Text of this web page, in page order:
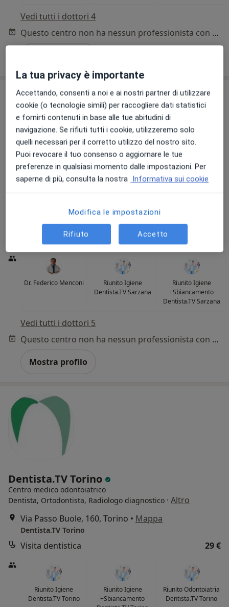
Vedi tutti i dottori 4
Questo centro non ha nessun professionista con date disponibili
Dentista.TV Sarzana
Centro medico odontoiatrico
Via del Murello 6, Sarzana• Mappa
Dentista.TV Sarzana
Visita dentistica Prestazione gratuita
Dr. Federico Menconi
Riunito Igiene
Dentista.TV Sarzana
Riunito Igiene
+Sbiancamento
Dentista.TV Sarzana
Vedi tutti i dottori 5
Questo centro non ha nessun professionista con date disponibili
Mostra profilo
Dentista.TV Torino
Centro medico odontoiatrico
Dentista, Ortodontista, Radiologo diagnostico · Altro
Via Passo Buole, 160, Torino • Mappa
Dentista.TV Torino
Visita dentistica 29 €
Riunito Igiene
Dentista.TV Torino
Riunito Igiene
+Sbiancamento
Riunito Odontoiatria
Dentista.TV Torino
La tua privacy è importante
Accettando, consenti a noi e ai nostri partner di utilizzare
cookie (o tecnologie simili) per raccogliere dati statistici
e fornirti contenuti in base alle tue abitudini di
navigazione. Se rifiuti tutti i cookie, utilizzeremo solo
quelli necessari per il corretto utilizzo del nostro sito.
Puoi revocare il tuo consenso o aggiornare le tue
preferenze in qualsiasi momento dalle impostazioni. Per
saperne di più, consulta la nostra Informativa sui cookie
Modifica le impostazioni
Rifiuto Accetto